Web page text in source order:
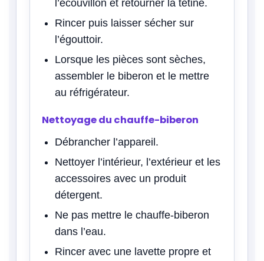
l’écouvillon et retourner la tétine.
Rincer puis laisser sécher sur
l’égouttoir.
Lorsque les pièces sont sèches,
assembler le biberon et le mettre
au réfrigérateur.
Nettoyage du chauffe-biberon
Débrancher l’appareil.
Nettoyer l’intérieur, l’extérieur et les
accessoires avec un produit
détergent.
Ne pas mettre le chauffe-biberon
dans l’eau.
Rincer avec une lavette propre et